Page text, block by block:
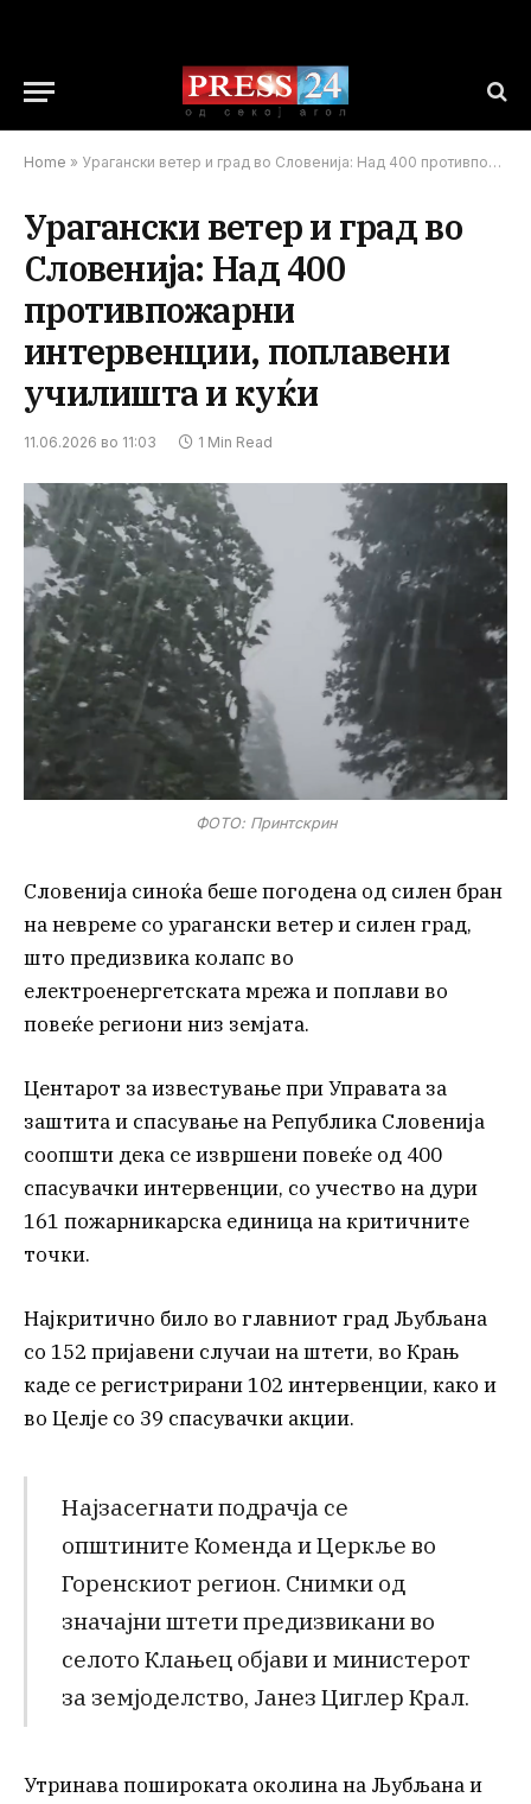
Home » Урагански ветер и град во Словенија: Над 400 противпожарни интервенции, поплавени училишта и куќи
Урагански ветер и град во
Словенија: Над 400
противпожарни
интервенции, поплавени
училишта и куќи
11.06.2026 во 11:03 1 Min Read
ФОТО: Принтскрин
Словенија синоќа беше погодена од силен бран
на невреме со урагански ветер и силен град,
што предизвика колапс во
електроенергетската мрежа и поплави во
повеќе региони низ земјата.
Центарот за известување при Управата за
заштита и спасување на Република Словенија
соопшти дека се извршени повеќе од 400
спасувачки интервенции, со учество на дури
161 пожарникарска единица на критичните
точки.
Најкритично било во главниот град Љубљана
со 152 пријавени случаи на штети, во Крањ
каде се регистрирани 102 интервенции, како и
во Целје со 39 спасувачки акции.
Најзасегнати подрачја се
општините Коменда и Церкље во
Горенскиот регион. Снимки од
значајни штети предизвикани во
селото Клањец објави и министерот
за земјоделство, Јанез Циглер Крал.
Утринава пошироката околина на Љубљана и